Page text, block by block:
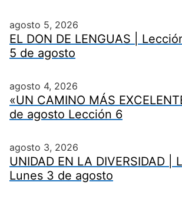
agosto 5, 2026
EL DON DE LENGUAS |
5 de agosto
agosto 4, 2026
«UN CAMINO MÁS
de agosto Lección 6
agosto 3, 2026
UNIDAD EN LA DIVERSIDAD |
Lunes 3 de agosto